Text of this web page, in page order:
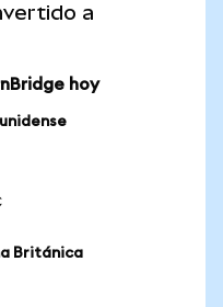
a
hoy
Británica